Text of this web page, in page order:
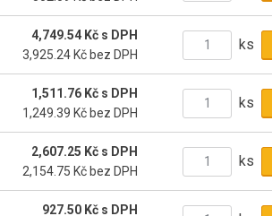
4,749.54 Kč s DPH
3,925.24 Kč bez DPH
ks
1,511.76 Kč s DPH
1,249.39 Kč bez DPH
ks
2,607.25 Kč s DPH
2,154.75 Kč bez DPH
ks
927.50 Kč s DPH